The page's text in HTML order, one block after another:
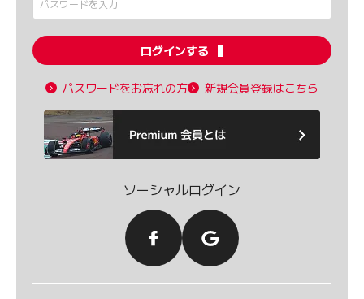
ログインする
パスワードをお忘れの方 新規会員登録はこちら
ソーシャルログイン